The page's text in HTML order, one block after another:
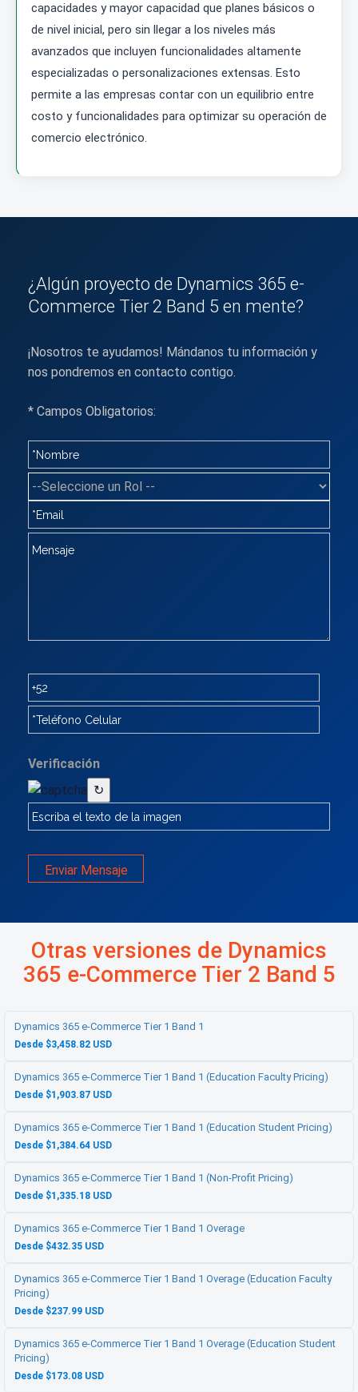
capacidades y mayor capacidad que planes básicos o
de nivel inicial, pero sin llegar a los niveles más
avanzados que incluyen funcionalidades altamente
especializadas o personalizaciones extensas. Esto
permite a las empresas contar con un equilibrio entre
costo y funcionalidades para optimizar su operación de
comercio electrónico.
¿Algún proyecto de Dynamics 365 e-
Commerce Tier 2 Band 5 en mente?
¡Nosotros te ayudamos! Mándanos tu información y
nos pondremos en contacto contigo.
* Campos Obligatorios:
Verificación
↻
Enviar Mensaje
Otras versiones de Dynamics
365 e-Commerce Tier 2 Band 5
Dynamics 365 e-Commerce Tier 1 Band 1
Desde $3,458.82 USD
Dynamics 365 e-Commerce Tier 1 Band 1 (Education Faculty Pricing)
Desde $1,903.87 USD
Dynamics 365 e-Commerce Tier 1 Band 1 (Education Student Pricing)
Desde $1,384.64 USD
Dynamics 365 e-Commerce Tier 1 Band 1 (Non-Profit Pricing)
Desde $1,335.18 USD
Dynamics 365 e-Commerce Tier 1 Band 1 Overage
Desde $432.35 USD
Dynamics 365 e-Commerce Tier 1 Band 1 Overage (Education Faculty
Pricing)
Desde $237.99 USD
Dynamics 365 e-Commerce Tier 1 Band 1 Overage (Education Student
Pricing)
Desde $173.08 USD